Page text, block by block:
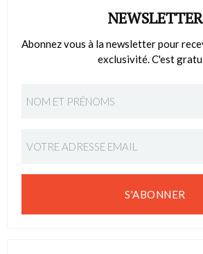
NEWSLETTER
Abonnez vous à la newsletter pour
exclusivité. C'est
S'ABONNER